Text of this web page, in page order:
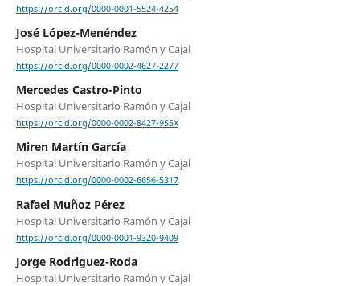
https://orcid.org/0000-0001-5524-4254
José López-Menéndez
Hospital Universitario Ramón y Cajal
https://orcid.org/0000-0002-4627-2277
Mercedes Castro-Pinto
Hospital Universitario Ramón y Cajal
https://orcid.org/0000-0002-8427-955X
Miren Martín García
Hospital Universitario Ramón y Cajal
https://orcid.org/0000-0002-6656-5317
Rafael Muñoz Pérez
Hospital Universitario Ramón y Cajal
https://orcid.org/0000-0001-9320-9409
Jorge Rodriguez-Roda
Hospital Universitario Ramón y Cajal